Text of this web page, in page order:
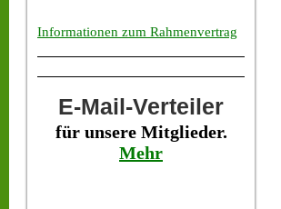
Informationen zum Rahmenvertrag
E-Mail-Verteiler
für unsere Mitglieder.
Mehr